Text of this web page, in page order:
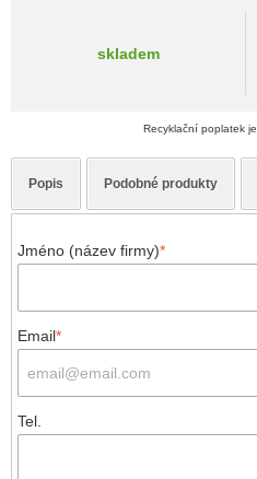
skladem
Recyklační poplatek
Popis Podobné produkty
Jméno (název firmy)*
Email*
Tel.